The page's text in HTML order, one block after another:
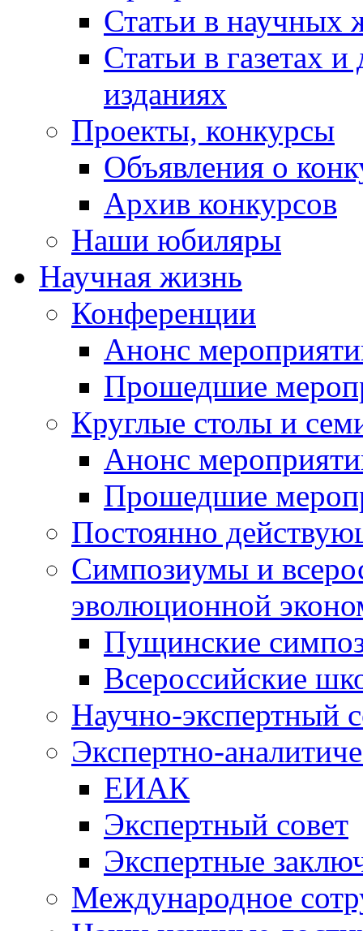
Статьи в научных
Статьи в газетах
изданиях
Проекты, конкурсы
Объявления о
Архив конкурсов
Наши юбиляры
Научная жизнь
Конференции
Анонс
Прошедшие
Круглые столы и
Анонс
Прошедшие
Постоянно
Симпозиумы и
эволюционной
Пущинские
Всероссийские
Научно-экспертный
Экспертно-
ЕИАК
Экспертный совет
Экспертные
Международное